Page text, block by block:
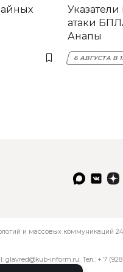
атаки
Анапы
6 АВГУСТА В
и массовых коммуникаций
glavred@kub-inform.ru. Тел.: + 7